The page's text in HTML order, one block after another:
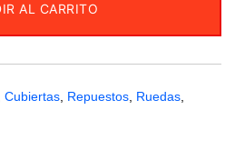
TECHNIC
cantidad
AL CARRITO
Cubiertas Repuestos Ruedas